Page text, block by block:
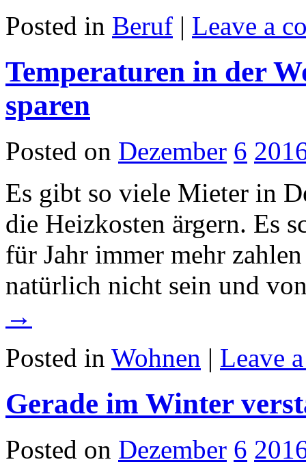
Posted in Beruf | Leave a
Temperaturen in der
sparen
Posted on Dezember 6
Es gibt so viele Mieter in
die Heizkosten ärgern. Es
für Jahr immer mehr
natürlich nicht sein und
→
Posted in Wohnen | Leave
Gerade im Winter
Posted on Dezember 6